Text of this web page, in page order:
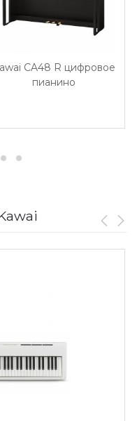
CA48 R цифровое
пианино